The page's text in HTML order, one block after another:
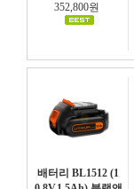
352,800원
배터리 BL1512 (1